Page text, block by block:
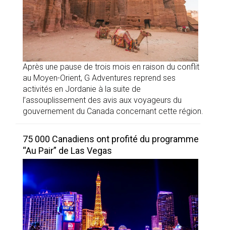
Après une pause de trois mois en raison du conflit
au Moyen-Orient, G Adventures reprend ses
activités en Jordanie à la suite de
l’assouplissement des avis aux voyageurs du
gouvernement du Canada concernant cette région.
75 000 Canadiens ont profité du programme
“Au Pair” de Las Vegas